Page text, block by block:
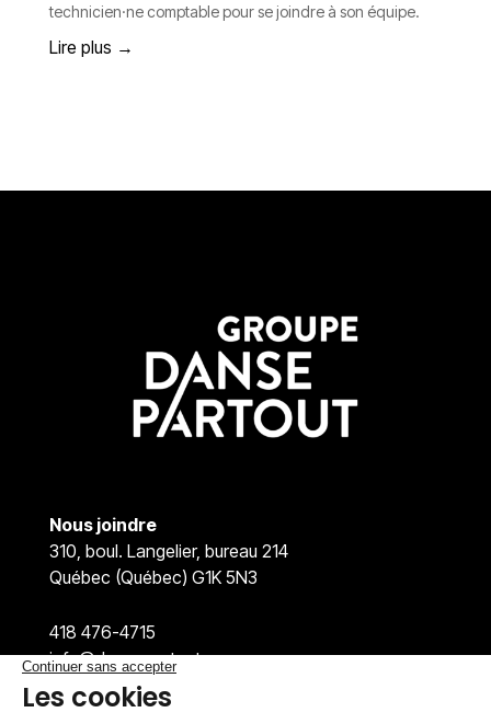
technicien·ne comptable pour se joindre à son équipe.
Nous joindre
310, boul. Langelier, bureau 214
Québec (Québec) G1K 5N3
418 476-4715
info@dansepartout.org